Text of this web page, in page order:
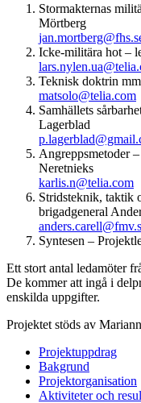
Stormakternas
Mörtberg
Icke-militära hot –
Teknisk doktrin
matsolo@telia.com
Samhällets
Lagerblad
Angreppsmetoder
Neretnieks
karlis.n@telia.com
Stridsteknik, taktik
brigadgeneral
Syntesen –
Ett stort antal ledamöter
De kommer att ingå i
enskilda uppgifter.
Projektet stöds av
Projektuppdrag
Bakgrund
Projektorganisation
Aktiviteter och